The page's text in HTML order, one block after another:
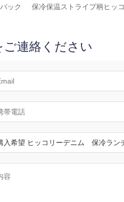
ック
保冷保温ストライプ柄ヒッ
連絡ください